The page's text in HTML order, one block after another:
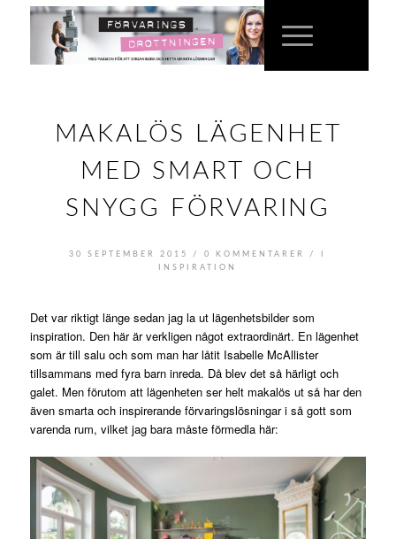
MAKALÖS LÄGENHET
MED SMART OCH
SNYGG FÖRVARING
30 SEPTEMBER 2015 / 0 KOMMENTARER /
INSPIRATION
Det var riktigt länge sedan jag la ut lägenhetsbilder som
inspiration. Den här är verkligen något extraordinärt. En lägenhet
som är till salu och som man har låtit Isabelle McAllister
tillsammans med fyra barn inreda. Då blev det så härligt och
galet. Men förutom att lägenheten ser helt makalös ut så har den
även smarta och inspirerande förvaringslösningar i så gott som
varenda rum, vilket jag bara måste förmedla här: